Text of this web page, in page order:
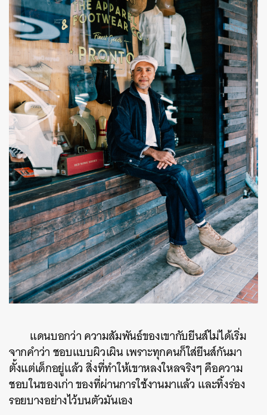
แดนบอกว่า ความสัมพันธ์ของเขากับยีนส์ไม่ได้เริ่ม
จากคำว่า ชอบแบบผิวเผิน เพราะทุกคนก็ใส่ยีนส์กันมา
ตั้งแต่เด็กอยู่แล้ว สิ่งที่ทำให้เขาหลงใหลจริงๆ คือความ
ชอบในของเก่า ของที่ผ่านการใช้งานมาแล้ว และทิ้งร่อง
รอยบางอย่างไว้บนตัวมันเอง